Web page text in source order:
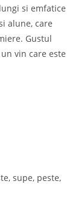
si emfatice
alune, care
Gustul
vin care este
supe, peste,